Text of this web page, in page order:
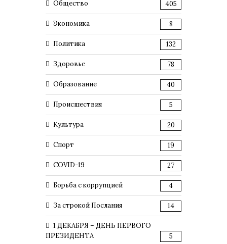
Общество 405
Экономика 8
Политика 132
Здоровье 78
Образование 40
Происшествия 5
Культура 20
Спорт 19
COVID-19 27
Борьба с коррупцией 4
За строкой Послания 14
1 ДЕКАБРЯ – ДЕНЬ ПЕРВОГО
ПРЕЗИДЕНТА
5